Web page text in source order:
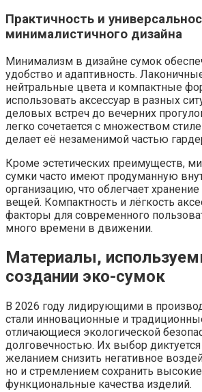
Практичность и
минималистичного дизайна
Минимализм в дизайне сумок
удобство и адаптивность.
нейтральные цвета и компактные
использовать аксессуар в разных
деловых встреч до вечерних
легко сочетается с множеством
делает её незаменимой частью
Кроме эстетических преимуществ,
сумки часто имеют продуманную
организацию, что облегчает
вещей. Компактность и лёгкость
факторы для современного
много времени в движении.
Материалы,
создании эко-сумок
В 2026 году лидирующими в
стали инновационные и
отличающиеся экологической
долговечностью. Их выбор
желанием снизить негативное
но и стремлением сохранить высокие
функциональные качества изделий.